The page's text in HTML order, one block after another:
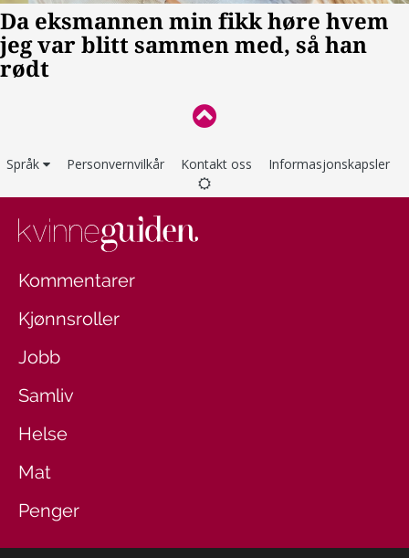
Språk Personvernvilkår Kontakt oss Informasjonskapsler
Kommentarer
Kjønnsroller
Jobb
Samliv
Helse
Mat
Penger